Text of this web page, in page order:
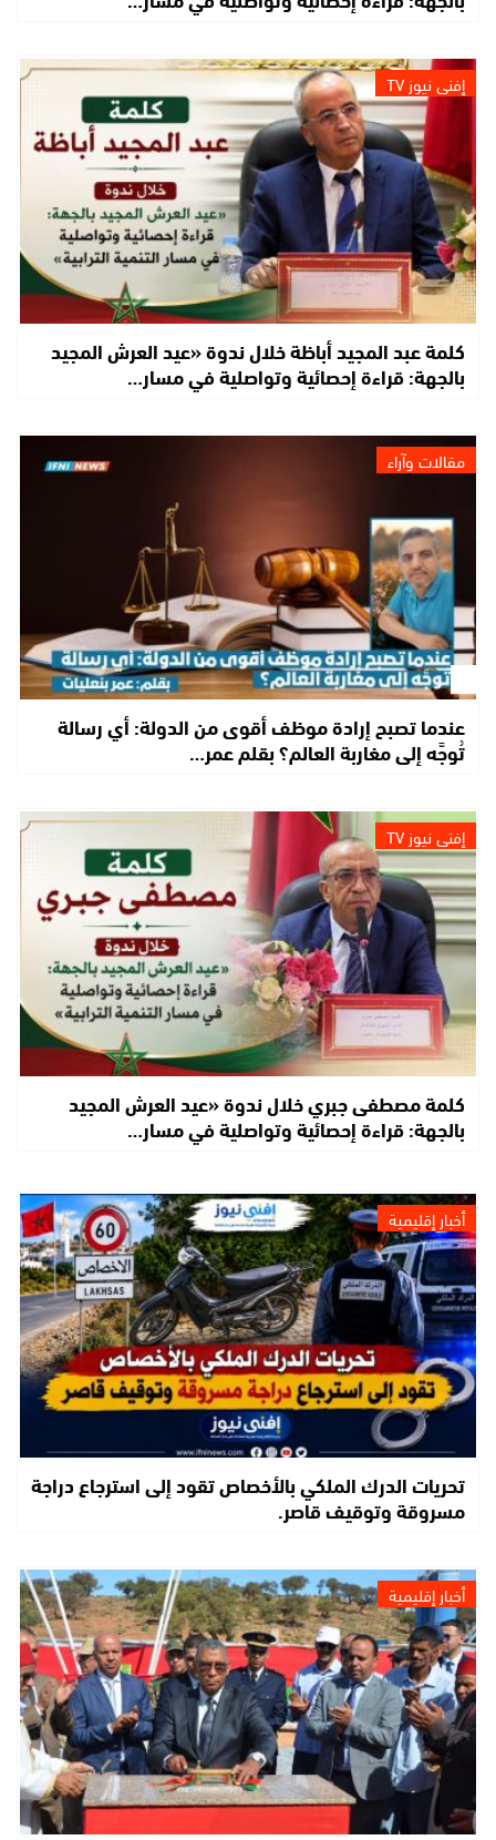
إفني نيوز TV
كلمة عبد المجيد أباظة خلال ندوة «عيد العرش المجيد
بالجهة: قراءة إحصائية وتواصلية في مسار…
مقالات وآراء
عندما تصبح إرادة موظف أقوى من الدولة: أي رسالة
تُوجَّه إلى مغاربة العالم؟ بقلم عمر…
إفني نيوز TV
كلمة مصطفى جبري خلال ندوة «عيد العرش المجيد
بالجهة: قراءة إحصائية وتواصلية في مسار…
أخبار إقليمية
تحريات الدرك الملكي بالأخصاص تقود إلى استرجاع دراجة
مسروقة وتوقيف قاصر.
أخبار إقليمية